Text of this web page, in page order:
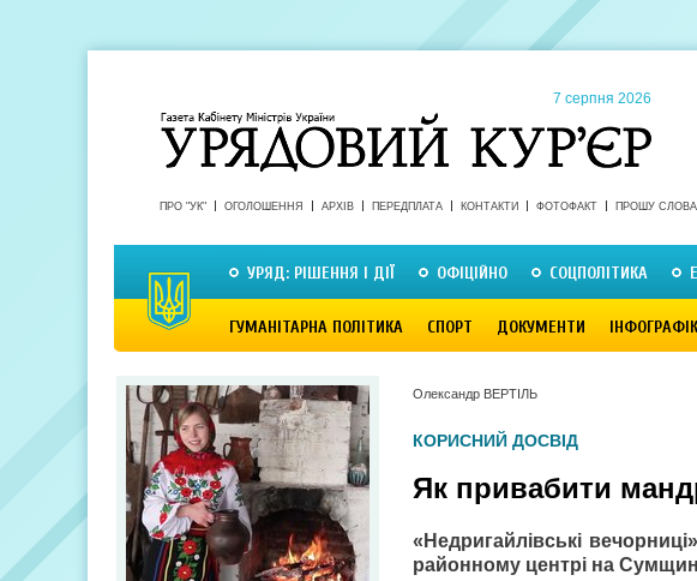
7 серпня 2026
ПРО "УК" ОГОЛОШЕННЯ АРХІВ ПЕРЕДПЛАТА КОНТАКТИ ФОТОФАКТ ПРОШУ СЛОВА
УРЯД: РІШЕННЯ І ДІЇ ОФІЦІЙНО СОЦПОЛІТИКА
ГУМАНІТАРНА ПОЛІТИКА СПОРТ ДОКУМЕНТИ
Олександр ВЕРТІЛЬ
КОРИСНИЙ ДОСВІД
Як привабити
«Недригайлівські
районному центрі на